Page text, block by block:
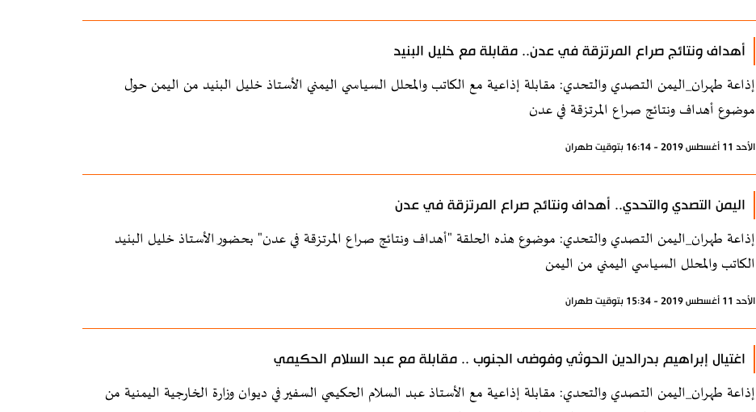
أهداف ونتائج صراع المرتزقة في عدن.. مقابلة مع خليل البنيد
إذاعة طهران_اليمن التصدي والتحدي: مقابلة إذاعية مع الكاتب والمحلل السياسي اليمني الأستاذ خليل البنيد من اليمن حول
موضوع أهداف ونتائج صراع المرتزقة في عدن
الأحد 11 أغسطس 2019 - 16:14 بتوقيت طهران
اليمن التصدي والتحدي.. أهداف ونتائج صراع المرتزقة في عدن
إذاعة طهران_اليمن التصدي والتحدي: موضوع هذه الحلقة "أهداف ونتائج صراع المرتزقة في عدن" بحضور الأستاذ خليل البنيد
الكاتب والمحلل السياسي اليمني من اليمن
الأحد 11 أغسطس 2019 - 15:34 بتوقيت طهران
اغتيال إبراهيم بدرالدين الحوثي وفوضى الجنوب .. مقابلة مع عبد السلام الحكيمي
إذاعة طهران_اليمن التصدي والتحدي: مقابلة إذاعية مع الأستاذ عبد السلام الحكيمي السفير في ديوان وزارة الخارجية اليمنية من